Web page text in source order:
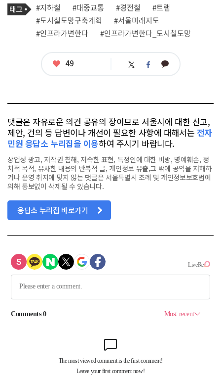
사
관
련
태
태
그
#지하철 #대중교통 #경전철
#트램
#도시철도망구축계획
#서울미래지도
#인프라가변한다
#인프라가변한다_도시철도망
좋
49 트 페 카
댓글은 자유로운 의견 공유의 장이므로 서울시에 대한 신고,
제안, 건의 등 답변이나 개선이 필요한 사항에 대해서는 전자
민원 응답소 누리집을 이용하여 주시기 바랍니다.
상업성 광고, 저작권 침해, 저속한 표현, 특정인에 대한 비방, 명예훼손, 정
치적 목적, 유사한 내용의 반복적 글, 개인정보 유출,그 밖에 공익을 저해하
거나 운영 취지에 맞지 않는 댓글은 서울특별시 조례 및 개인정보보호법에
의해 통보없이 삭제될 수 있습니다.
응답소 누리집 바로가기